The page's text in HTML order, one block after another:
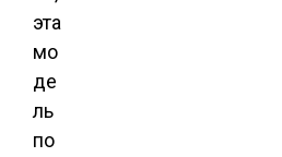
эта
мо
де
ль
по